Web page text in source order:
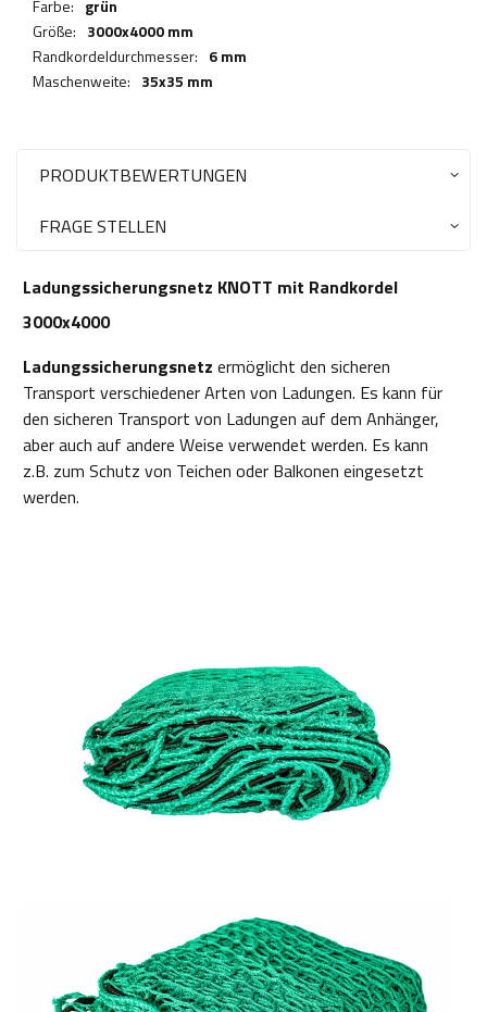
Farbe: grün
Größe: 3000x4000 mm
Randkordeldurchmesser: 6 mm
Maschenweite: 35x35 mm
PRODUKTBEWERTUNGEN
FRAGE STELLEN
Ladungssicherungsnetz KNOTT mit Randkordel
3000x4000
Ladungssicherungsnetz ermöglicht den sicheren
Transport verschiedener Arten von Ladungen. Es kann für
den sicheren Transport von Ladungen auf dem Anhänger,
aber auch auf andere Weise verwendet werden. Es kann
z.B. zum Schutz von Teichen oder Balkonen eingesetzt
werden.